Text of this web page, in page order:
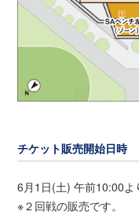
チケット販売開始日時
6月1日(土) 午前10:00よ
※２回戦の販売です。